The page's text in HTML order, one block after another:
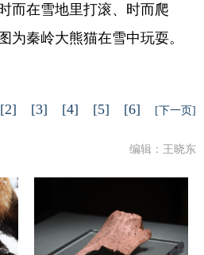
而在雪地里打滚、时而爬
为秦岭大熊猫在雪中玩耍。
[2] [3] [4] [5] [6] [下一页]
编辑：王晓东